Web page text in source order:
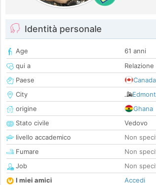
Identità personale
Age
61 anni
qui a
Paese
Canada
City
origine
Ghana
Stato civile
Vedovo
livello accademico
Non
Fumare
Non
Job
Non
I miei amici
Accedi